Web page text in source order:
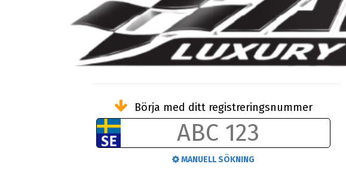
Börja med ditt registreringsnummer
MANUELL SÖKNING